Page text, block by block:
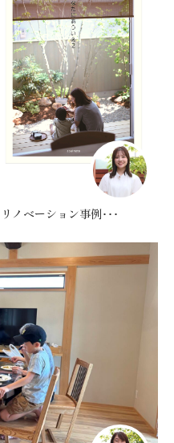
ノベーション事例･･･